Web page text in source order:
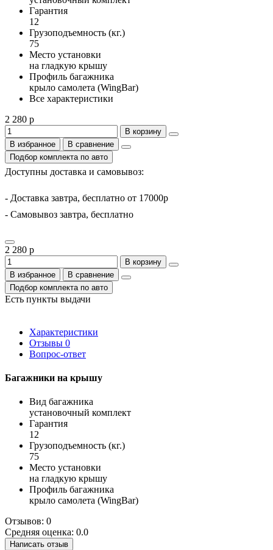
Гарантия
12
Грузоподъемность (кг.)
75
Место установки
на гладкую крышу
Профиль багажника
крыло самолета (WingBar)
Все характеристики
2 280 р
В корзину
В избранное
В сравнение
Подбор комплекта по авто
Доступны доставка и самовывоз:
- Доставка завтра, бесплатно от 17000р
- Самовывоз завтра, бесплатно
2 280 р
В корзину
В избранное
В сравнение
Подбор комплекта по авто
Есть пункты выдачи
Характеристики
Отзывы 0
Вопрос-ответ
Багажники на крышу
Вид багажника
установочный комплект
Гарантия
12
Грузоподъемность (кг.)
75
Место установки
на гладкую крышу
Профиль багажника
крыло самолета (WingBar)
Отзывов: 0
Средняя оценка: 0.0
Написать отзыв